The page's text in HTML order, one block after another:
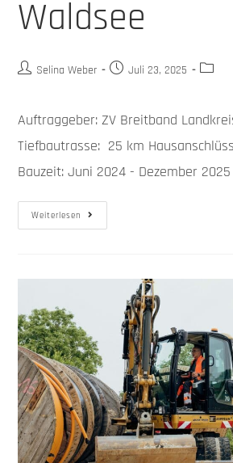
Waldsee
Selina Weber Juli 23, 2025
Auftraggeber: ZV Breitband
Tiefbautrasse: 25 km
Bauzeit: Juni 2024 - Dezember 2025
Weiterlesen